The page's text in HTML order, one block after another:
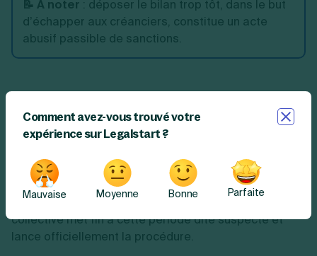
📝 À noter : déposer le bilan trop tôt, dans le but
d’échapper aux créanciers, constitue un acte
abusif passible de sanctions.
la date de la cessation des paiements
. Cette date
marque le début de la période durant laquelle
(annulation d’un paiement anticipé des dettes, par
exemple). Cette période ne peut pas dépasser 18
mois. Le jugement d’ouverture de la procédure
collective met fin à cette période dite suspecte et
lance officiellement la procédure.
Comment avez-vous trouvé votre
expérience sur Legalstart ?
Mauvaise Moyenne Bonne Parfaite